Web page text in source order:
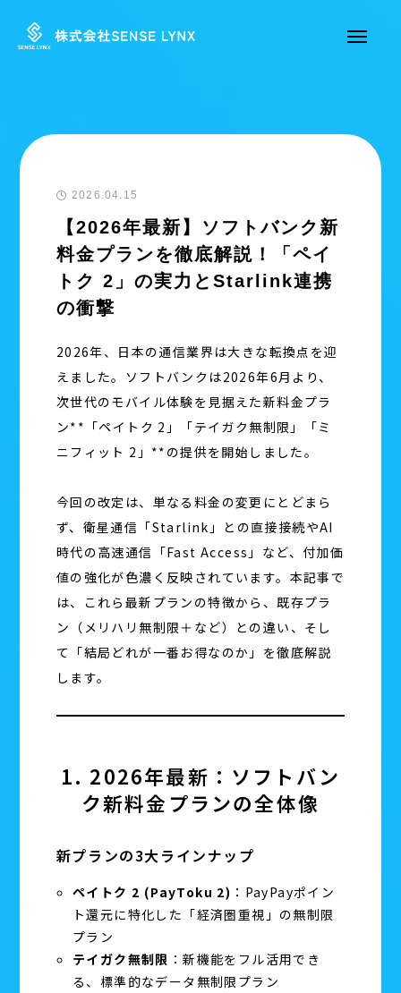
2026.04.15
【2026年最新】ソフトバンク新
料金プランを徹底解説！「ペイ
トク 2」の実力とStarlink連携
の衝撃
2026年、日本の通信業界は大きな転換点を迎
えました。ソフトバンクは2026年6月より、
次世代のモバイル体験を見据えた新料金プラ
ン**「ペイトク 2」「テイガク無制限」「ミ
ニフィット 2」**の提供を開始しました。
今回の改定は、単なる料金の変更にとどまら
ず、衛星通信「Starlink」との直接接続やAI
時代の高速通信「Fast Access」など、付加価
値の強化が色濃く反映されています。本記事で
は、これら最新プランの特徴から、既存プラ
ン（メリハリ無制限＋など）との違い、そし
て「結局どれが一番お得なのか」を徹底解説
します。
1. 2026年最新：ソフトバン
ク新料金プランの全体像
新プランの3大ラインナップ
ペイトク 2 (PayToku 2) ：PayPayポイン
ト還元に特化した「経済圏重視」の無制限
プラン
テイガク無制限 ：新機能をフル活用でき
る、標準的なデータ無制限プラン